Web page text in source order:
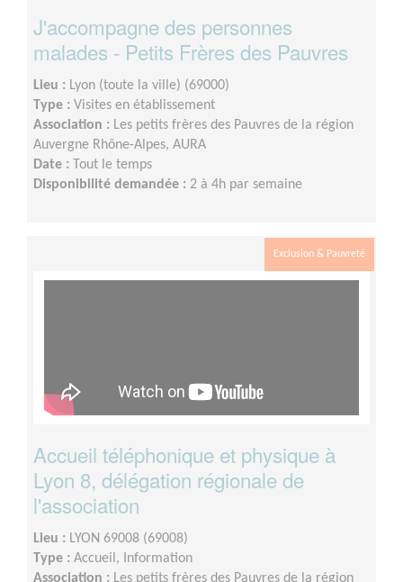
J'accompagne des personnes
malades - Petits Frères des Pauvres
Lieu : Lyon (toute la ville) (69000)
Type : Visites en établissement
Association : Les petits frères des Pauvres de la région
Auvergne Rhône-Alpes, AURA
Date : Tout le temps
Disponibilité demandée : 2 à 4h par semaine
Exclusion & Pauvreté
Accueil téléphonique et physique à
Lyon 8, délégation régionale de
l'association
Lieu : LYON 69008 (69008)
Type : Accueil, Information
Association : Les petits frères des Pauvres de la région